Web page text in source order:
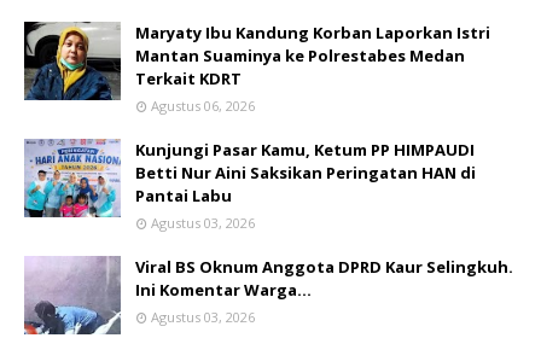
Maryaty Ibu Kandung Korban Laporkan Istri
Mantan Suaminya ke Polrestabes Medan
Terkait KDRT
Agustus 06, 2026
Kunjungi Pasar Kamu, Ketum PP HIMPAUDI
Betti Nur Aini Saksikan Peringatan HAN di
Pantai Labu
Agustus 03, 2026
Viral BS Oknum Anggota DPRD Kaur Selingkuh.
Ini Komentar Warga…
Agustus 03, 2026